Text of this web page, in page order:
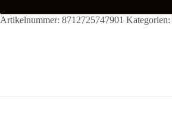
Artikelnummer: 8712725747901 Kategorien: